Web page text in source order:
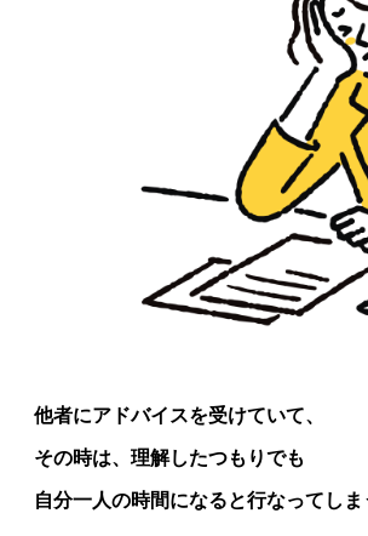
他者にアドバイスを受けていて、
その時は、理解したつもりでも
自分一人の時間になると行なってしま